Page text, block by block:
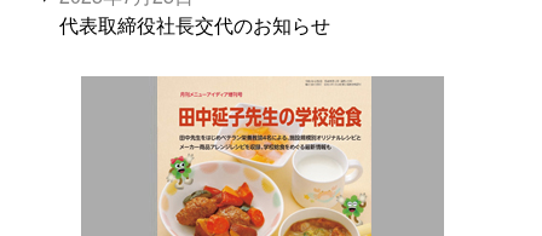
代表取締役社長交代のお知らせ